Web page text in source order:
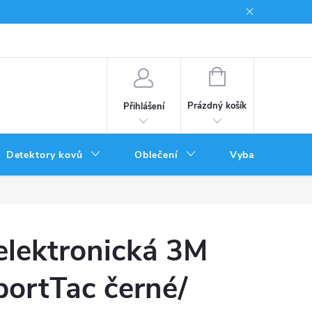
Přihlášení
NÁKUPNÍ
Prázdný košík
Detektory kovů Oblečení Vybavení
3M
černé/